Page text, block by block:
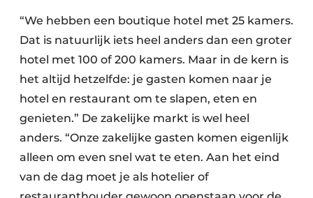
“We hebben een boutique hotel met 25 kamers.
Dat is natuurlijk iets heel anders dan een groter
hotel met 100 of 200 kamers. Maar in de kern is
het altijd hetzelfde: je gasten komen naar je
hotel en restaurant om te slapen, eten en
genieten.” De zakelijke markt is wel heel
anders. “Onze zakelijke gasten komen eigenlijk
alleen om even snel wat te eten. Aan het eind
van de dag moet je als hotelier of